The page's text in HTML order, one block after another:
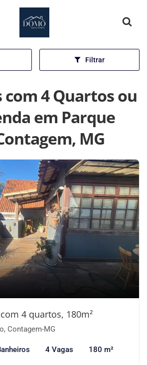
Página inicial
Filtrar
com 4 Quartos ou
em Parque
MG
4 quartos, 180m²
Contagem-MG
4 Vagas 180 m²